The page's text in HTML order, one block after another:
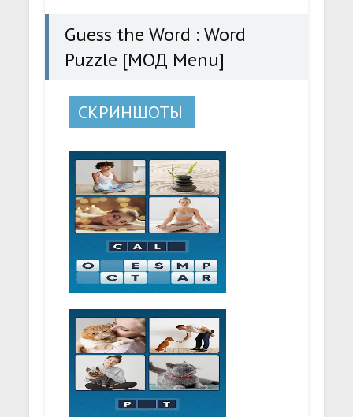
Guess the Word : Word
Puzzle [МОД Menu]
СКРИНШОТЫ